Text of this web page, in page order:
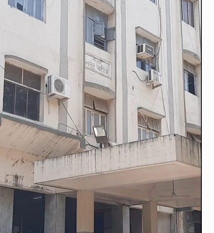
11
નવસારી પાલિકાના માજી પ્રમુખ અને
સૌરાષ્ટ્ર…
LOCAL NEWS June 14, 2023